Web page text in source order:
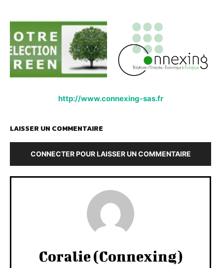
http://www.connexing-sas.fr
LAISSER UN COMMENTAIRE
CONNECTER POUR LAISSER UN COMMENTAIRE
Coralie (Connexing)